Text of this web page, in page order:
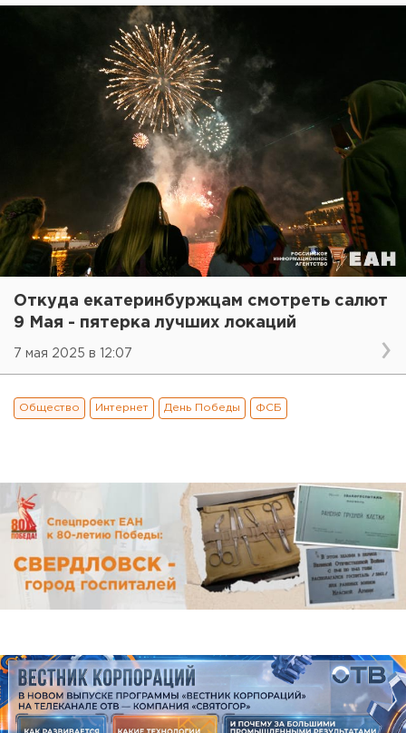
Откуда екатеринбуржцам смотреть салют
9 Мая - пятерка лучших локаций
7 мая 2025 в 12:07
Общество Интернет День Победы ФСБ